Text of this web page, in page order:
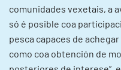
comunidades vexetais, a
só é posible coa
pesca capaces de
como coa obtención de